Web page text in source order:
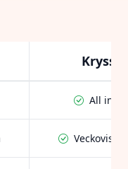
All
Veckovis